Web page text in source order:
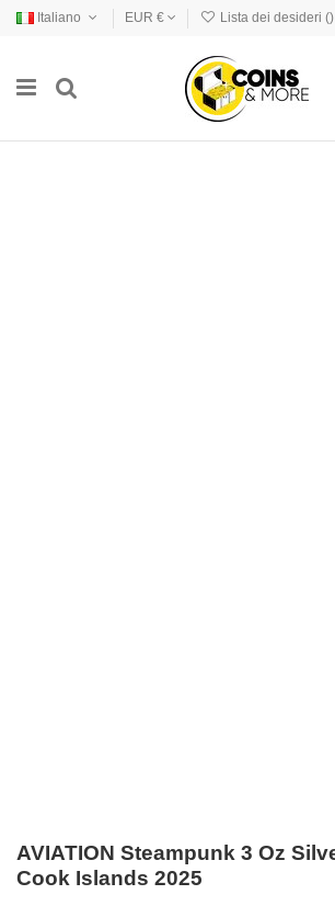
Italiano EUR € Lista dei desideri ()
AVIATION Steampunk 3 Oz
Cook Islands 2025